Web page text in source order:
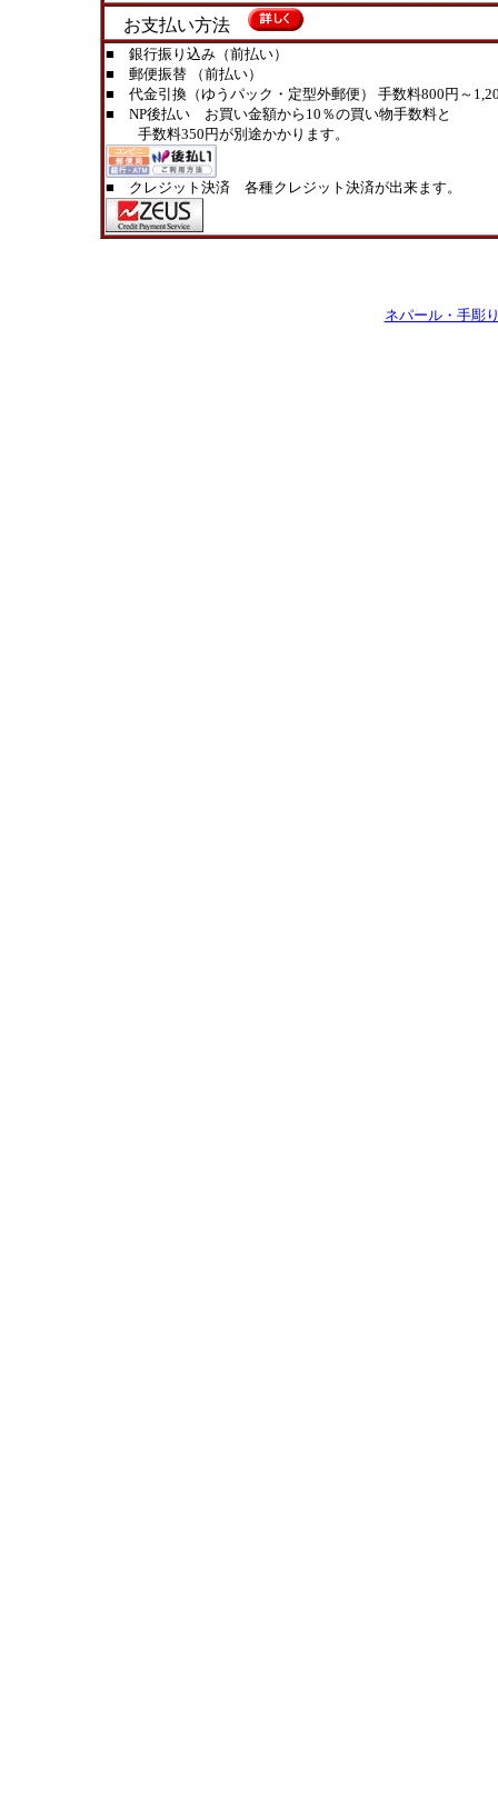
お支払い方法
■ 銀行振り込み（前払い）
■ 郵便振替 （前払い）
■ 代金引換（ゆうパック・定型外郵便） 手数料800円～
■ NP後払い お買い金額から10％の買い物手数料と
手数料350円が別途かかります。
■ クレジット決済 各種クレジット決済が出来ます。
ネパール・手彫